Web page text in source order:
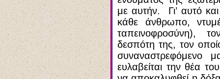
με αυτήν. Γι’ αυτό
κάθε άνθρωπο,
ταπεινοφροσύνη),
δεσπότη της, τον
συναναστρεφόμενο
ευλαβείται την θέα